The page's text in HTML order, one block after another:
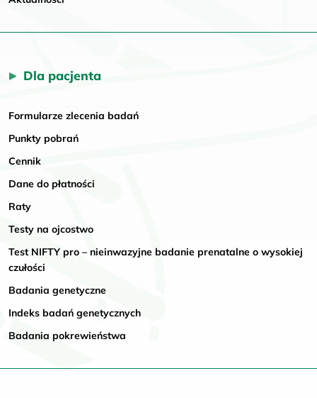
Dla pacjenta
Formularze zlecenia badań
Punkty pobrań
Cennik
Dane do płatności
Raty
Testy na ojcostwo
Test NIFTY pro – nieinwazyjne badanie prenatalne o wysokiej
czułości
Badania genetyczne
Indeks badań genetycznych
Badania pokrewieństwa